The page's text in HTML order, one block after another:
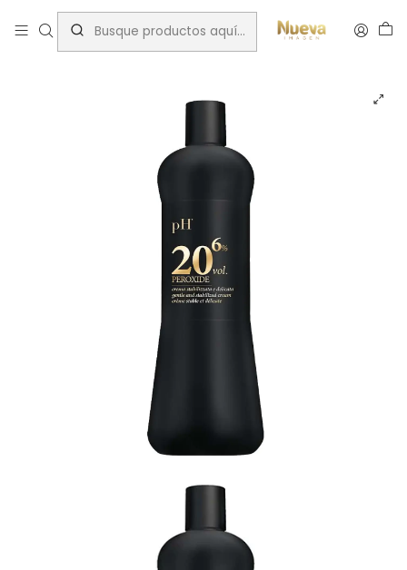
Inicio Tratamientos capilares Marcas PH Laboratorios
PH PERÓXIDO 20VOL 1000ML